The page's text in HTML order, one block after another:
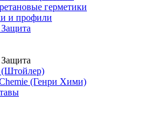
герметики
и профили
(Штойлер)
(Генри Хими)